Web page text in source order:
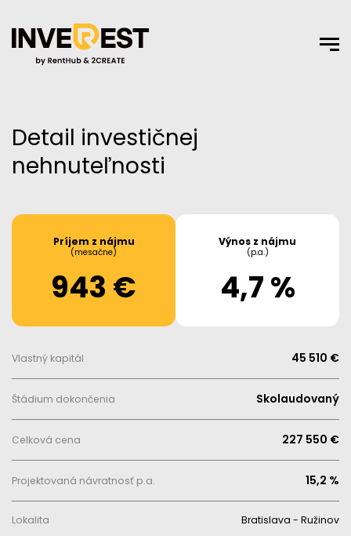
Detail investičnej
nehnuteľnosti
Príjem z nájmu
(mesačne)
943 €
Výnos z nájmu
(p.a.)
4,7 %
Vlastný kapitál 45 510 €
Štádium dokončenia Skolaudovaný
Celková cena 227 550 €
Projektovaná návratnosť p.a. 15,2 %
Lokalita Bratislava - Ružinov